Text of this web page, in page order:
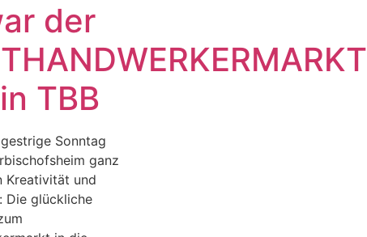
der
TBB
Sonntag
ganz
Kreativität und
Die glückliche